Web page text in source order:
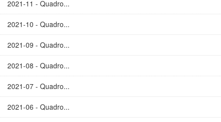
2021-11 - Quadro...
2021-10 - Quadro...
2021-09 - Quadro...
2021-08 - Quadro...
2021-07 - Quadro...
2021-06 - Quadro...